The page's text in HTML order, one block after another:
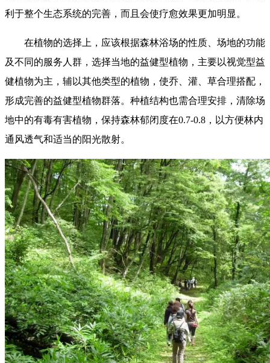
利于整个生态系统的完善，而且会使疗愈效果更加明显。
在植物的选择上，应该根据森林浴场的性质、场地的功能
及不同的服务人群，选择当地的益健型植物，主要以视觉型益
健植物为主，辅以其他类型的植物，使乔、灌、草合理搭配，
形成完善的益健型植物群落。种植结构也需合理安排，清除场
地中的有毒有害植物，保持森林郁闭度在0.7-0.8，以方便林内
通风透气和适当的阳光散射。